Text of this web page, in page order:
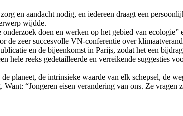
en aandacht nodig, en iedereen draagt een
wijdde.
doen en werken op het gebied van ecologie”
de zeer succesvolle VN-conferentie over
en de bijeenkomst in Parijs, zodat het een
hele reeks gedetailleerde en verreikende suggesties
planeet, de intrinsieke waarde van elk schepsel, de
“Jongeren eisen verandering van ons. Ze vragen